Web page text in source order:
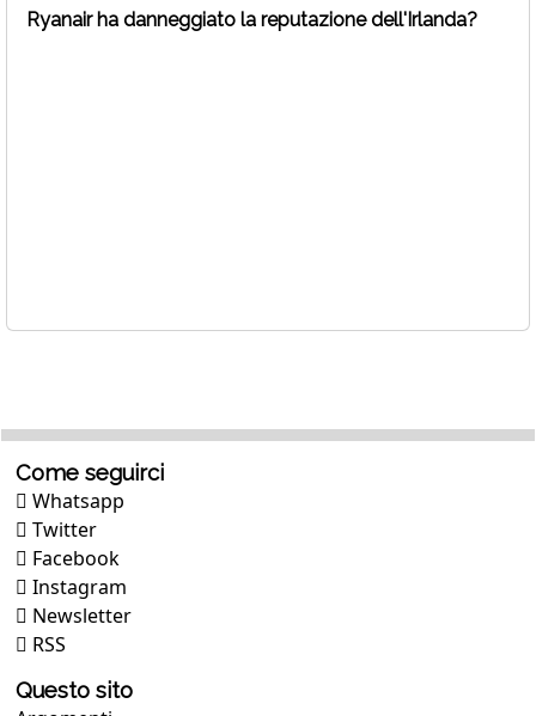
Ryanair ha danneggiato la reputazione dell'Irlanda?
Come seguirci
Whatsapp
Twitter
Facebook
Instagram
Newsletter
RSS
Questo sito